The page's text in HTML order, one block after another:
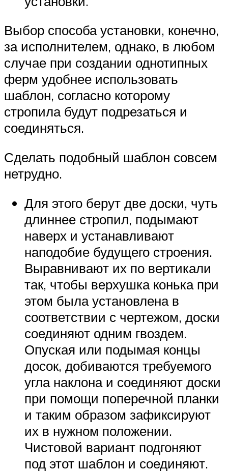
Выбор способа установки, конечно,
за исполнителем, однако, в любом
случае при создании однотипных
ферм удобнее использовать
шаблон, согласно которому
стропила будут подрезаться и
соединяться.
Сделать подобный шаблон совсем
нетрудно.
Для этого берут две доски, чуть
длиннее стропил, подымают
наверх и устанавливают
наподобие будущего строения.
Выравнивают их по вертикали
так, чтобы верхушка конька при
этом была установлена в
соответствии с чертежом, доски
соединяют одним гвоздем.
Опуская или подымая концы
досок, добиваются требуемого
угла наклона и соединяют доски
при помощи поперечной планки
и таким образом зафиксируют
их в нужном положении.
Чистовой вариант подгоняют
под этот шаблон и соединяют.